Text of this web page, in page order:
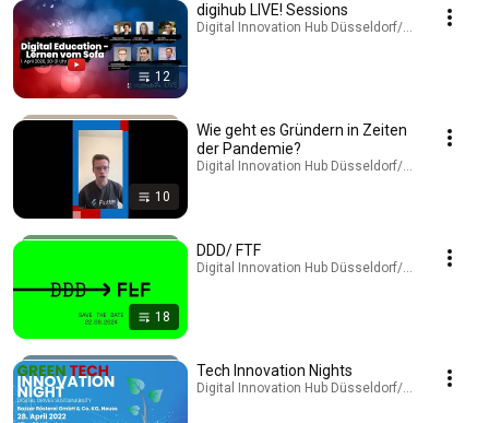
12
digihub LIVE! Sessions
Digital Innovation Hub Düsseldorf/Rheinland ·
10
Wie geht es Gründern in Zeiten
der Pandemie?
Digital Innovation Hub Düsseldorf/Rheinland ·
18
DDD/ FTF
Digital Innovation Hub Düsseldorf/Rheinland ·
Tech Innovation Nights
Digital Innovation Hub Düsseldorf/Rheinland ·